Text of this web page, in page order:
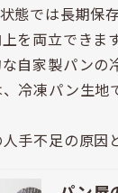
態では長期保
を両立できます
自家製パンの
冷凍パン生
手不足の原因